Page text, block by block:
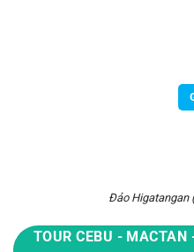
Đảo Higatangan
TOUR CEBU -